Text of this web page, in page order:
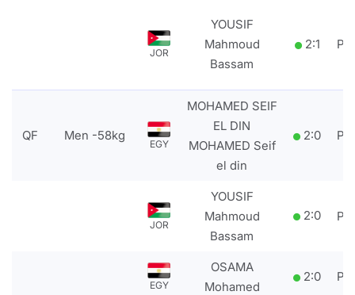
JOR
YOUSIF
Mahmoud
Bassam
2:1
QF Men -58kg
EGY
MOHAMED SEIF
EL DIN
MOHAMED Seif
el din
2:0
JOR
YOUSIF
Mahmoud
Bassam
2:0
EGY
OSAMA
Mohamed
2:0